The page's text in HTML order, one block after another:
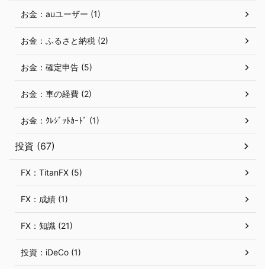
お金：auユーザー (1)
お金：ふるさと納税 (2)
お金：確定申告 (5)
お金：車の経費 (2)
お金：ｸﾚｼﾞｯﾄｶｰﾄﾞ (1)
投資 (67)
FX：TitanFX (5)
FX：成績 (1)
FX：知識 (21)
投資：iDeCo (1)